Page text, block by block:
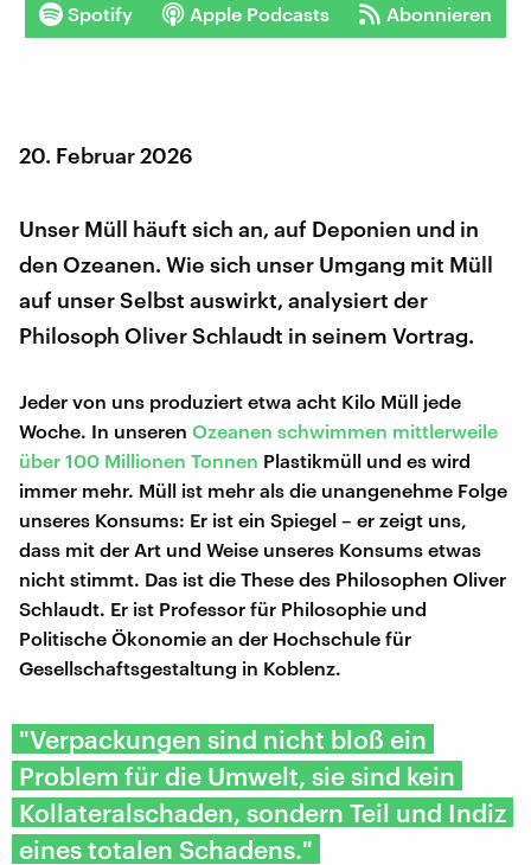
Spotify Apple Podcasts Abonnieren
20. Februar 2026
Unser Müll häuft sich an, auf Deponien und in
den Ozeanen. Wie sich unser Umgang mit Müll
auf unser Selbst auswirkt, analysiert der
Philosoph Oliver Schlaudt in seinem Vortrag.
Jeder von uns produziert etwa acht Kilo Müll jede
Woche. In unseren Ozeanen schwimmen mittlerweile
über 100 Millionen Tonnen Plastikmüll und es wird
immer mehr. Müll ist mehr als die unangenehme Folge
unseres Konsums: Er ist ein Spiegel – er zeigt uns,
dass mit der Art und Weise unseres Konsums etwas
nicht stimmt. Das ist die These des Philosophen Oliver
Schlaudt. Er ist Professor für Philosophie und
Politische Ökonomie an der Hochschule für
Gesellschaftsgestaltung in Koblenz.
"Verpackungen sind nicht bloß ein
Problem für die Umwelt, sie sind kein
Kollateralschaden, sondern Teil und Indiz
eines totalen Schadens."